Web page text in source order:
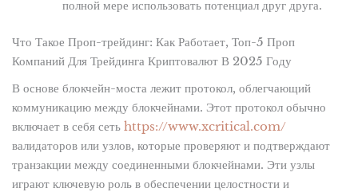
полной мере использовать потенциал друг друга.
Что Такое Проп-трейдинг: Как Работает, Топ-5 Проп
Компаний Для Трейдинга Криптовалют В 2025 Году
В основе блокчейн-моста лежит протокол, облегчающий
коммуникацию между блокчейнами. Этот протокол обычно
включает в себя сеть https://www.xcritical.com/
валидаторов или узлов, которые проверяют и подтверждают
транзакции между соединенными блокчейнами. Эти узлы
играют ключевую роль в обеспечении целостности и